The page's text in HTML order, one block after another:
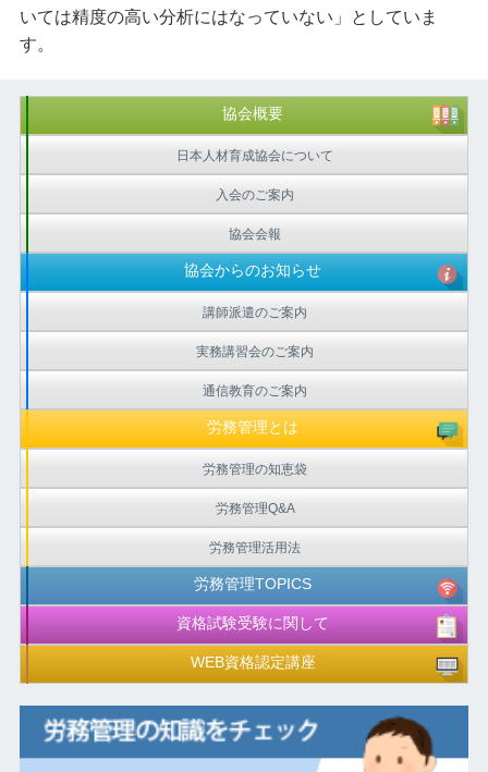
いては精度の高い分析にはなっていない」としていま
す。
協会概要
日本人材育成協会について
入会のご案内
協会会報
協会からのお知らせ
講師派遣のご案内
実務講習会のご案内
通信教育のご案内
労務管理とは
労務管理の知恵袋
労務管理Q&A
労務管理活用法
労務管理TOPICS
資格試験受験に関して
WEB資格認定講座